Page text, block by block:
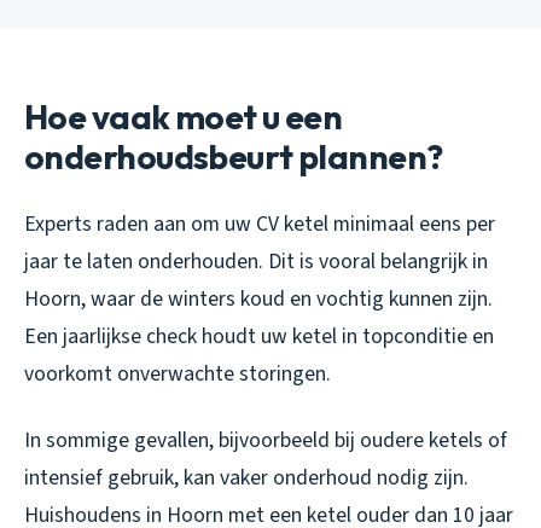
Hoe vaak moet u een
onderhoudsbeurt plannen?
Experts raden aan om uw CV ketel minimaal eens per
jaar te laten onderhouden. Dit is vooral belangrijk in
Hoorn, waar de winters koud en vochtig kunnen zijn.
Een jaarlijkse check houdt uw ketel in topconditie en
voorkomt onverwachte storingen.
In sommige gevallen, bijvoorbeeld bij oudere ketels of
intensief gebruik, kan vaker onderhoud nodig zijn.
Huishoudens in Hoorn met een ketel ouder dan 10 jaar